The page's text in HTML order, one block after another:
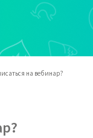
на вебинар?